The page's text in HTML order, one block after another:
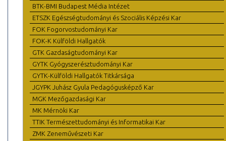
BTK-BMI Budapest Média Intézet
ETSZK Egészségtudományi és Szociális Képzési Kar
FOK Fogorvostudományi Kar
FOK-K Külföldi Hallgatók
GTK Gazdaságtudományi Kar
GYTK Gyógyszerésztudományi Kar
GYTK-Külföldi Hallgatók Titkársága
JGYPK Juhász Gyula Pedagógusképző Kar
MGK Mezőgazdasági Kar
MK Mérnöki Kar
TTIK Természettudományi és Informatikai Kar
ZMK Zeneművészeti Kar